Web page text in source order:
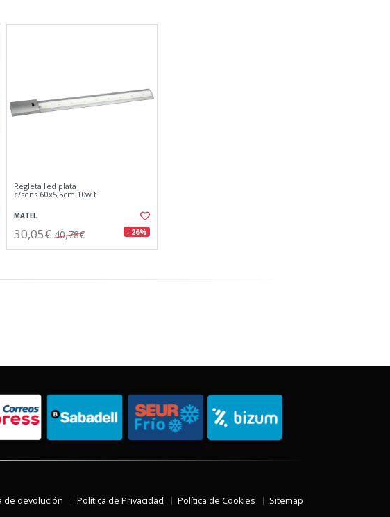
Regleta led plata
c/sens.60x5,5cm.10w.f
MATEL
30,05€ 40,78€ - 26%
de devolución Política de Privacidad Política de Cookies Sitemap